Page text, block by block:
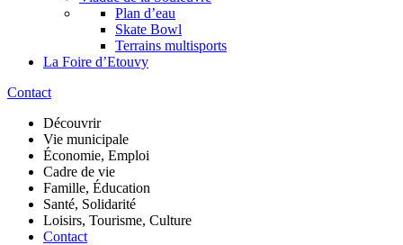
Plan d’eau
Skate Bowl
Terrains multisports
La Foire d’Etouvy
Contact
Découvrir
Vie municipale
Économie, Emploi
Cadre de vie
Famille, Éducation
Santé, Solidarité
Loisirs, Tourisme, Culture
Contact